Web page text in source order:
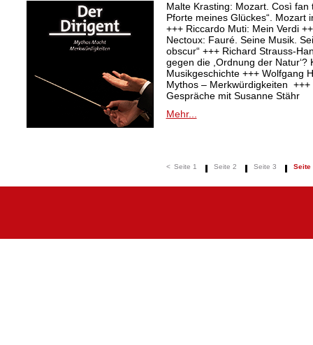
Malte Krasting: Mozart. Così fan
Pforte meines Glückes“. Mozart
+++ Riccardo Muti: Mein Verdi
Nectoux: Fauré. Seine Musik.
obscur“ +++ Richard Strauss-
gegen die ,Ordnung der
Musikgeschichte +++ Wolfgang
Mythos – Merkwürdigkeiten
Gespräche mit Susanne Stähr
Mehr...
< Seite 1 Seite 2 Seite 3 Seite